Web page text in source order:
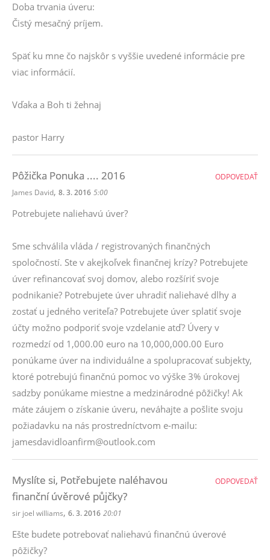
Doba trvania úveru:
Čistý mesačný príjem.
Späť ku mne čo najskôr s vyššie uvedené informácie pre
viac informácií.
Vďaka a Boh ti žehnaj
pastor Harry
Pôžička Ponuka .... 2016
James David, 8. 3. 2016 5:00
Potrebujete naliehavú úver?
Sme schválila vláda / registrovaných finančných
spoločností. Ste v akejkoľvek finančnej krízy? Potrebujete
úver refinancovať svoj domov, alebo rozšíriť svoje
podnikanie? Potrebujete úver uhradiť naliehavé dlhy a
zostať u jedného veriteľa? Potrebujete úver splatiť svoje
účty možno podporiť svoje vzdelanie atď? Úvery v
rozmedzí od 1,000.00 euro na 10,000,000.00 Euro
ponúkame úver na individuálne a spolupracovať subjekty,
ktoré potrebujú finančnú pomoc vo výške 3% úrokovej
sadzby ponúkame miestne a medzinárodné pôžičky! Ak
máte záujem o získanie úveru, neváhajte a pošlite svoju
požiadavku na nás prostredníctvom e-mailu:
jamesdavidloanfirm@outlook.com
ODPOVEDAŤ
Myslíte si, Potřebujete naléhavou
finanční úvěrové půjčky?
sir joel williams, 6. 3. 2016 20:01
Ešte budete potrebovať naliehavú finančnú úverové
pôžičky?
ODPOVEDAŤ